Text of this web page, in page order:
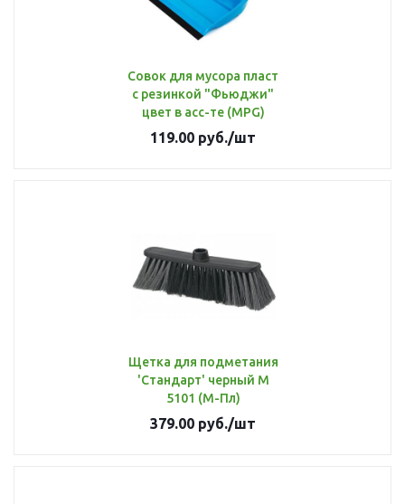
Совок для мусора пласт
с резинкой "Фьюджи"
цвет в асс-те (MPG)
119.00 руб./шт
Щетка для подметания
'Стандарт' черный М
5101 (М-Пл)
379.00 руб./шт